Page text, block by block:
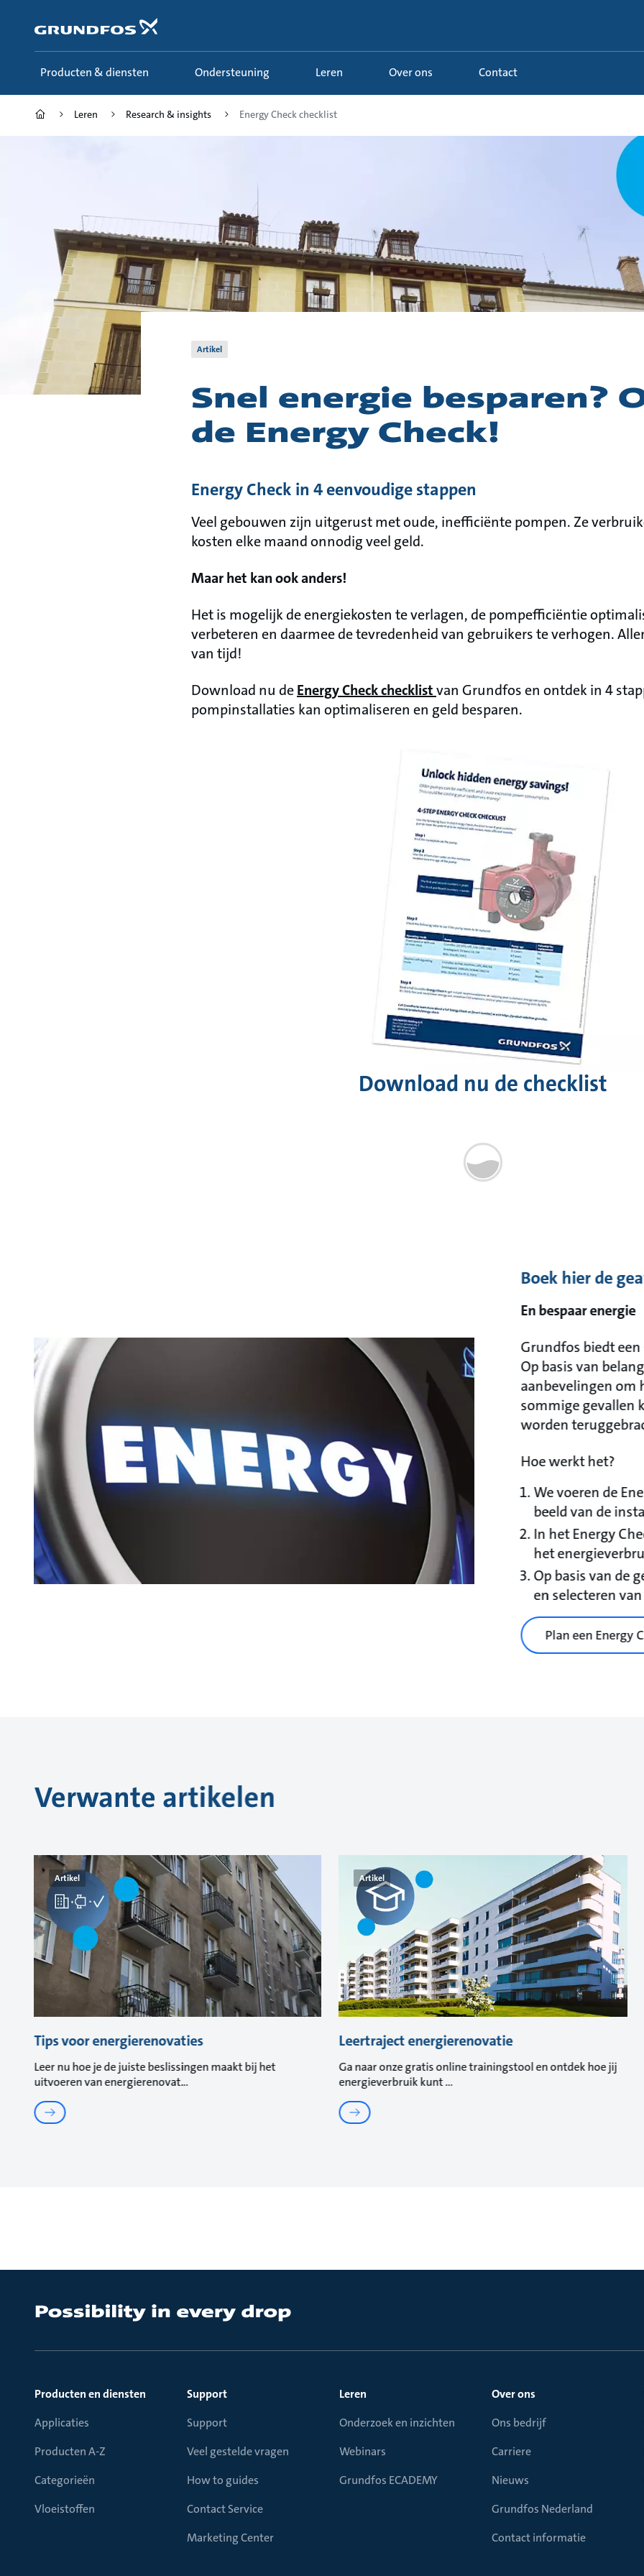
hoofdinhoud
Producten & diensten Ondersteuning Leren Over ons Contact
Leren Research & insights Energy Check checklist
Artikel
Snel energie besparen?
de Energy Check!
Energy Check in 4 eenvoudige stappen
Veel gebouwen zijn uitgerust met oude, inefficiënte pompen. Ze
kosten elke maand onnodig veel geld.
Maar het kan ook anders!
Het is mogelijk de energiekosten te verlagen, de pompefficiëntie
verbeteren en daarmee de tevredenheid van gebruikers te verhogen.
van tijd!
Download nu deEnergy Check checklistvan Grundfos en ontdek in 4
pompinstallaties kan optimaliseren en geld besparen.
Download nu de checklist
Boek hier de
En bespaar energie
Grundfos biedt een
Op basis van
aanbevelingen om
sommige gevallen
worden
Hoe werkt het?
We voeren de
beeld van de
In het Energy
het
Op basis van de
en selecteren
Plan een Energy
Verwante artikelen
Artikel
Tips voor energierenovaties
Leer nu hoe je de juiste beslissingen maakt bij het
uitvoeren van energierenovat
Artikel
Leertraject energierenovatie
Ga naar onze gratis online trainingstool en ontdek hoe jij
energieverbruik kunt
Producten en diensten
Applicaties
Producten A-Z
Categorieën
Vloeistoffen
Support
Support
Veel gestelde vragen
How to guides
Contact Service
Marketing Center
Leren
Onderzoek en inzichten
Webinars
Grundfos ECADEMY
Over ons
Ons bedrijf
Carriere
Nieuws
Grundfos Nederland
Contact informatie